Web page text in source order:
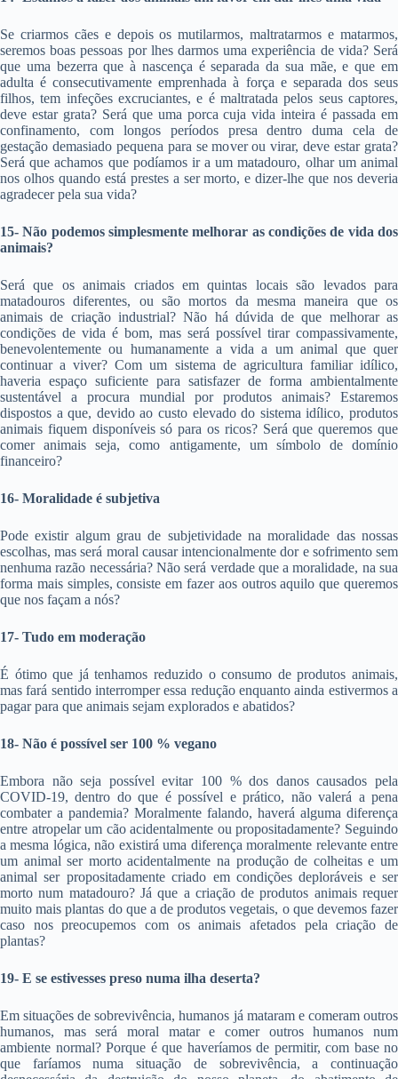
Se criarmos cães e depois os mutilarmos, maltratarmos e matarmos,
seremos boas pessoas por lhes darmos uma experiência de vida? Será
que uma bezerra que à nascença é separada da sua mãe, e que em
adulta é consecutivamente emprenhada à força e separada dos seus
filhos, tem infeções excruciantes, e é maltratada pelos seus captores,
deve estar grata? Será que uma porca cuja vida inteira é passada em
confinamento, com longos períodos presa dentro duma cela de
gestação demasiado pequena para se mover ou virar, deve estar grata?
Será que achamos que podíamos ir a um matadouro, olhar um animal
nos olhos quando está prestes a ser morto, e dizer-lhe que nos deveria
agradecer pela sua vida?
15- Não podemos simplesmente melhorar as condições de vida dos
animais?
Será que os animais criados em quintas locais são levados para
matadouros diferentes, ou são mortos da mesma maneira que os
animais de criação industrial? Não há dúvida de que melhorar as
condições de vida é bom, mas será possível tirar compassivamente,
benevolentemente ou humanamente a vida a um animal que quer
continuar a viver? Com um sistema de agricultura familiar idílico,
haveria espaço suficiente para satisfazer de forma ambientalmente
sustentável a procura mundial por produtos animais? Estaremos
dispostos a que, devido ao custo elevado do sistema idílico, produtos
animais fiquem disponíveis só para os ricos? Será que queremos que
comer animais seja, como antigamente, um símbolo de domínio
financeiro?
16- Moralidade é subjetiva
Pode existir algum grau de subjetividade na moralidade das nossas
escolhas, mas será moral causar intencionalmente dor e sofrimento sem
nenhuma razão necessária? Não será verdade que a moralidade, na sua
forma mais simples, consiste em fazer aos outros aquilo que queremos
que nos façam a nós?
17- Tudo em moderação
É ótimo que já tenhamos reduzido o consumo de produtos animais,
mas fará sentido interromper essa redução enquanto ainda estivermos a
pagar para que animais sejam explorados e abatidos?
18- Não é possível ser 100 % vegano
Embora não seja possível evitar 100 % dos danos causados pela
COVID-19, dentro do que é possível e prático, não valerá a pena
combater a pandemia? Moralmente falando, haverá alguma diferença
entre atropelar um cão acidentalmente ou propositadamente? Seguindo
a mesma lógica, não existirá uma diferença moralmente relevante entre
um animal ser morto acidentalmente na produção de colheitas e um
animal ser propositadamente criado em condições deploráveis e ser
morto num matadouro? Já que a criação de produtos animais requer
muito mais plantas do que a de produtos vegetais, o que devemos fazer
caso nos preocupemos com os animais afetados pela criação de
plantas?
19- E se estivesses preso numa ilha deserta?
Em situações de sobrevivência, humanos já mataram e comeram outros
humanos, mas será moral matar e comer outros humanos num
ambiente normal? Porque é que haveríamos de permitir, com base no
que faríamos numa situação de sobrevivência, a continuação